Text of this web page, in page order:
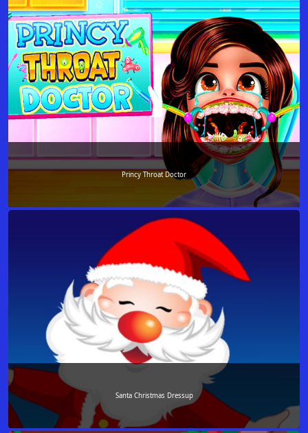
Princy Throat Doctor
Santa Christmas Dressup